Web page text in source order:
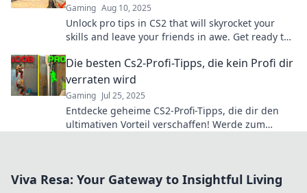
Gaming Aug 10, 2025
Unlock pro tips in CS2 that will skyrocket your
skills and leave your friends in awe. Get ready to
Die besten Cs2-Profi-Tipps, die kein Profi dir
verraten wird
Gaming Jul 25, 2025
Entdecke geheime CS2-Profi-Tipps, die dir den
ultimativen Vorteil verschaffen! Werde zum
Viva Resa: Your Gateway to Insightful Living